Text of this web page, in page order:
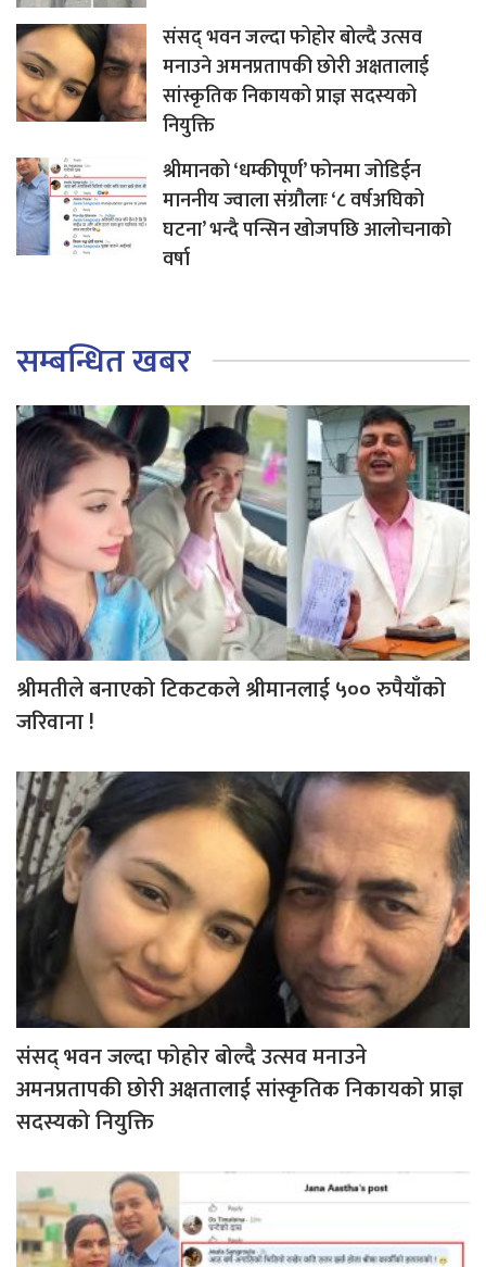
संसद् भवन जल्दा फोहोर बोल्दै उत्सव
मनाउने अमनप्रतापकी छोरी अक्षतालाई
सांस्कृतिक निकायको प्राज्ञ सदस्यको
नियुक्ति
श्रीमानको ‘धम्कीपूर्ण’ फोनमा जोडिईन
माननीय ज्वाला संग्रौलाः ‘८ वर्षअघिको
घटना’ भन्दै पन्सिन खोजपछि आलोचनाको
वर्षा
सम्बन्धित खबर
श्रीमतीले बनाएको टिकटकले श्रीमानलाई ५०० रुपैयाँको
जरिवाना !
संसद् भवन जल्दा फोहोर बोल्दै उत्सव मनाउने
अमनप्रतापकी छोरी अक्षतालाई सांस्कृतिक निकायको प्राज्ञ
सदस्यको नियुक्ति